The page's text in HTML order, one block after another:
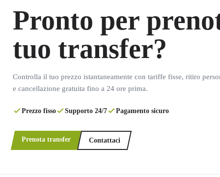
Pronto per
tuo transfer?
Controlla il tuo prezzo istantaneamente con tariffe fisse, ritiro
e cancellazione gratuita fino a 24 ore prima.
Prezzo fisso Supporto 24/7 Pagamento sicuro
Prenota transfer Contattaci